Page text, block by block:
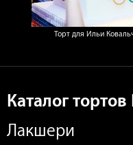
Торт для Ильи
Каталог
Лакшери